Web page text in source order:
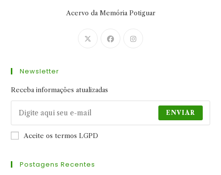
Acervo da Memória Potiguar
Abre
Abre
Newsletter
Receba informações atualizadas
ENVIAR
Aceite os termos LGPD
Postagens Recentes